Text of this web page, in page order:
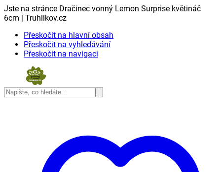
Jste na stránce Dračinec vonný Lemon Surprise květináč
6cm | Truhlikov.cz
Přeskočit na hlavní obsah
Přeskočit na vyhledávání
Přeskočit na navigaci